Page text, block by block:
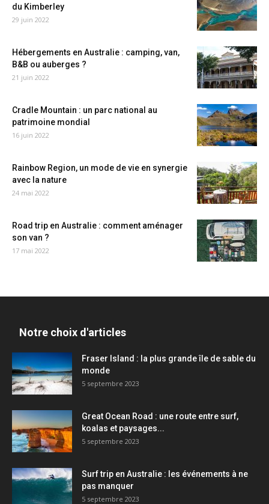
du Kimberley
29 juin 2022
Hébergements en Australie : camping, van,
B&B ou auberges ?
21 juin 2022
Cradle Mountain : un parc national au
patrimoine mondial
16 juin 2022
Rainbow Region, un mode de vie en synergie
avec la nature
24 mai 2022
Road trip en Australie : comment aménager
son van ?
17 mai 2022
Notre choix d'articles
Fraser Island : la plus grande île de sable du
monde
5 septembre 2023
Great Ocean Road : une route entre surf,
koalas et paysages...
5 septembre 2023
Surf trip en Australie : les événements à ne
pas manquer
5 septembre 2023